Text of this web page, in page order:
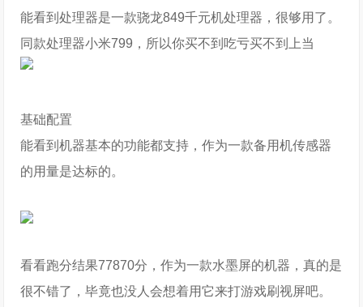
能看到处理器是一款骁龙849千元机处理器，很够用了。
同款处理器小米799，所以你买不到吃亏买不到上当
基础配置
能看到机器基本的功能都支持，作为一款备用机传感器
的用量是达标的。
看看跑分结果77870分，作为一款水墨屏的机器，真的是
很不错了，毕竟也没人会想着用它来打游戏刷视屏吧。